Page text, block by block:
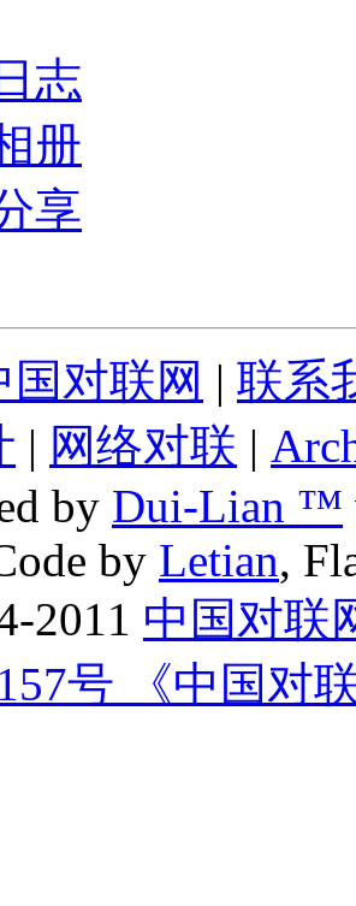
日志
册
享
国对联网 | 联系
| 网络对联 |
by Dui-Lian ™
by Letian,
2011 中国对联
号 《中国对